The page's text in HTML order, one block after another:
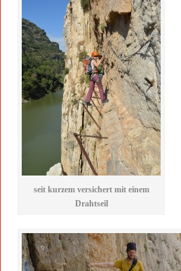
seit kurzem versichert mit einem
Drahtseil